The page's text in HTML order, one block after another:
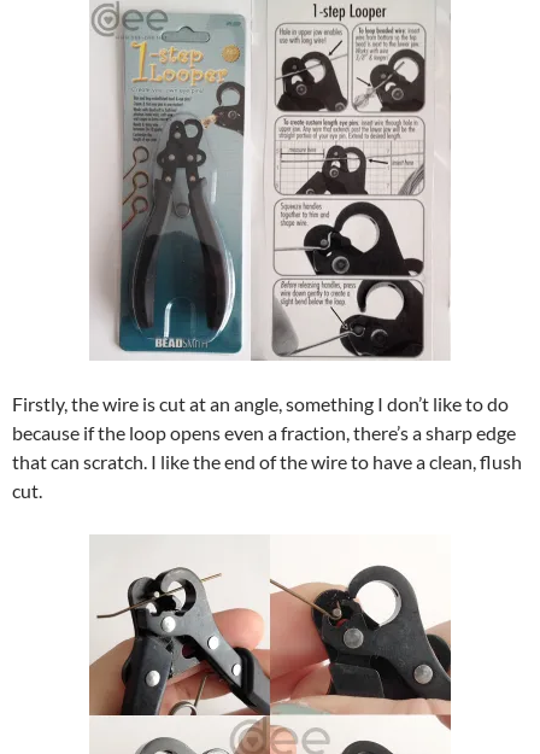
Firstly, the wire is cut at an angle, something I don’t like to do
because if the loop opens even a fraction, there’s a sharp edge
that can scratch. I like the end of the wire to have a clean, flush
cut.